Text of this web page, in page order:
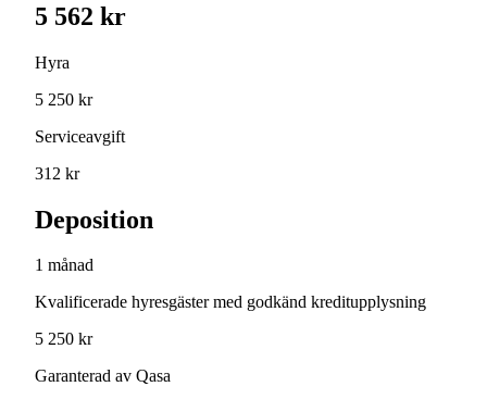
5 562 kr
Hyra
5 250 kr
Serviceavgift
312 kr
Deposition
1 månad
Kvalificerade hyresgäster med godkänd kreditupplysning
5 250 kr
Garanterad av Qasa